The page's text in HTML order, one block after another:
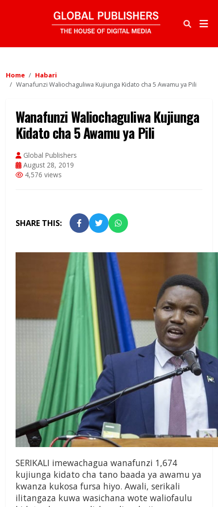
Home
Habari
Wanafunzi Waliochaguliwa Kujiunga Kidato cha 5 Awamu ya Pili
Wanafunzi Waliochaguliwa Kujiunga
Kidato cha 5 Awamu ya Pili
Global Publishers
August 28, 2019
4,576 views
SHARE THIS:
SERIKALI imewachagua wanafunzi 1,674
kujiunga kidato cha tano baada ya awamu ya
kwanza kukosa fursa hiyo. Awali, serikali
ilitangaza kuwa wasichana wote waliofaulu